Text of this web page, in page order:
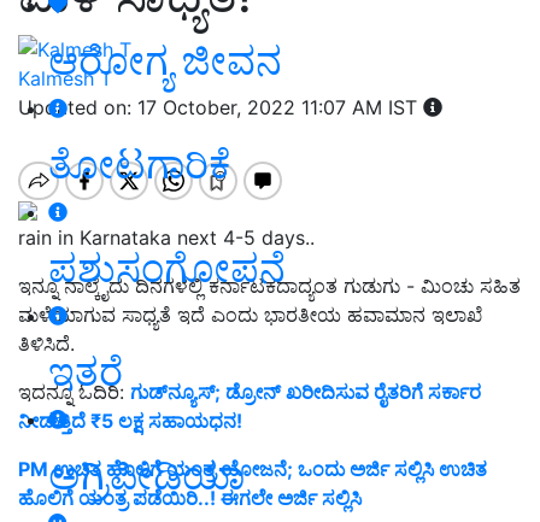
ಆರೋಗ್ಯ ಜೀವನ
ತೋಟಗಾರಿಕೆ
ಪಶುಸಂಗೋಪನೆ
ಇತರೆ
ಅಗ್ರಿಪೀಡಿಯಾ
Kalmesh T
Updated on: 17 October, 2022 11:07 AM IST
rain in Karnataka next 4-5 days..
ಇನ್ನೂ ನಾಲ್ಕೈದು ದಿನಗಳಲ್ಲಿ ಕರ್ನಾಟಕದಾದ್ಯಂತ ಗುಡುಗು - ಮಿಂಚು ಸಹಿತ
ಮಳೆಯಾಗುವ ಸಾಧ್ಯತೆ ಇದೆ ಎಂದು ಭಾರತೀಯ ಹವಾಮಾನ ಇಲಾಖೆ
ತಿಳಿಸಿದೆ.
ಇದನ್ನೂ ಓದಿರಿ: ಗುಡ್‌ನ್ಯೂಸ್‌; ಡ್ರೋನ್ ಖರೀದಿಸುವ ರೈತರಿಗೆ ಸರ್ಕಾರ
ನೀಡುತ್ತಿದೆ ₹5 ಲಕ್ಷ ಸಹಾಯಧನ!
PM ಉಚಿತ ಹೊಲಿಗೆ ಯಂತ್ರ ಯೋಜನೆ; ಒಂದು ಅರ್ಜಿ ಸಲ್ಲಿಸಿ ಉಚಿತ
ಹೊಲಿಗೆ ಯಂತ್ರ ಪಡೆಯಿರಿ..! ಈಗಲೇ ಅರ್ಜಿ ಸಲ್ಲಿಸಿ